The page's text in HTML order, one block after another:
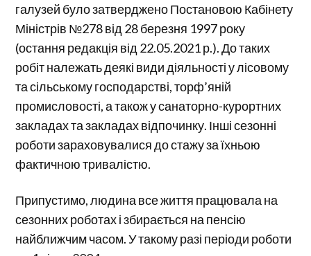
галузей було затверджено Постановою Кабінету
Міністрів №278 від 28 березня 1997 року
(остання редакція від 22.05.2021 р.). До таких
робіт належать деякі види діяльності у лісовому
та сільському господарстві, торф’яній
промисловості, а також у санаторно-курортних
закладах та закладах відпочинку. Інші сезонні
роботи зараховувалися до стажу за їхньою
фактичною тривалістю.
Припустимо, людина все життя працювала на
сезонних роботах і збирається на пенсію
найближчим часом. У такому разі періоди роботи